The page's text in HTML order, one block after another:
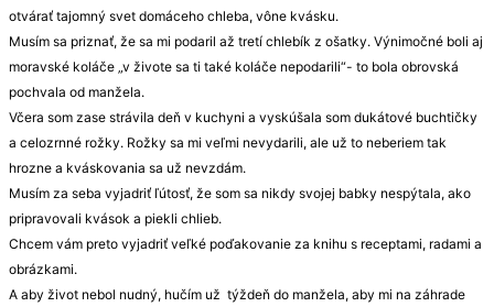
otvárať tajomný svet domáceho chleba, vône kvásku.
Musím sa priznať, že sa mi podaril až tretí chlebík z ošatky. Výnimočné boli aj
moravské koláče „v živote sa ti také koláče nepodarili“- to bola obrovská
pochvala od manžela.
Včera som zase strávila deň v kuchyni a vyskúšala som dukátové buchtičky
a celozrnné rožky. Rožky sa mi veľmi nevydarili, ale už to neberiem tak
hrozne a kváskovania sa už nevzdám.
Musím za seba vyjadriť ľútosť, že som sa nikdy svojej babky nespýtala, ako
pripravovali kvások a piekli chlieb.
Chcem vám preto vyjadriť veľké poďakovanie za knihu s receptami, radami a
obrázkami.
A aby život nebol nudný, hučím už týždeň do manžela, aby mi na záhrade